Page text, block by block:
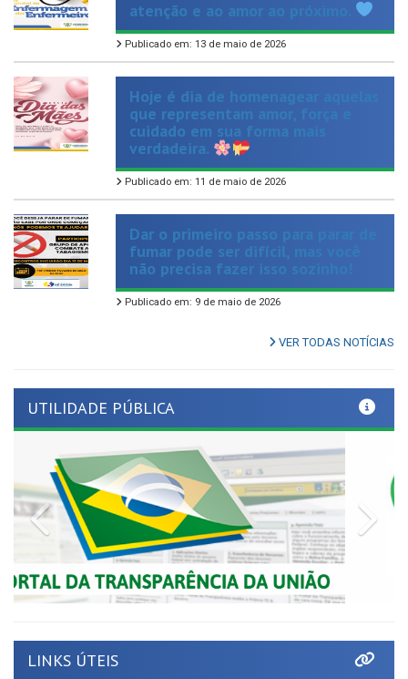
Publicado em: 13 de maio de 2026
Hoje é dia de homenagear aquelas
que representam amor, força e
cuidado em sua forma mais
verdadeira.
Publicado em: 11 de maio de 2026
Dar o primeiro passo para parar de
fumar pode ser difícil, mas você
não precisa fazer isso sozinho!
Publicado em: 9 de maio de 2026
VER TODAS NOTÍCIAS
Previous
Tribunal de Contas de Pernambuco